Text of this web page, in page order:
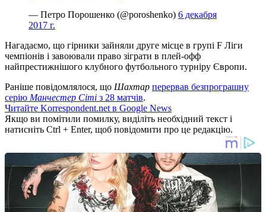
— Петро Порошенко (@poroshenko) 6 декабря
2017 г.
Нагадаємо, що гірники зайняли друге місце в групі F Ліги
чемпіонів і завоювали право зіграти в плей-офф
найпрестижнішого клубного футбольного турніру Європи.
Раніше повідомлялося, що Шахтар перервав безпрограшну
серію Манчестер Сіті з 28 матчів.
Читайте Korrespondent.net в Google News
Якщо ви помітили помилку, виділіть необхідний текст і
натисніть Ctrl + Enter, щоб повідомити про це редакцію.